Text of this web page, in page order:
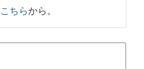
こちらから。